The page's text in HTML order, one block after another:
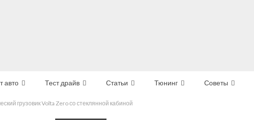
авто Тест драйв Статьи Тюнинг Советы
грузовик Volta Zero со стеклянной кабиной